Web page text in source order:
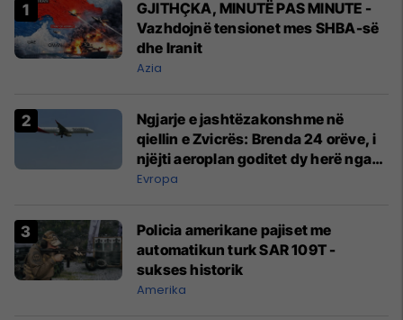
GJITHÇKA, MINUTË PAS MINUTE -
Vazhdojnë tensionet mes SHBA-së
dhe Iranit
Azia
Ngjarje e jashtëzakonshme në
qiellin e Zvicrës: Brenda 24 orëve, i
njëjti aeroplan goditet dy herë nga
rrufeja
Evropa
Policia amerikane pajiset me
automatikun turk SAR 109T -
sukses historik
Amerika